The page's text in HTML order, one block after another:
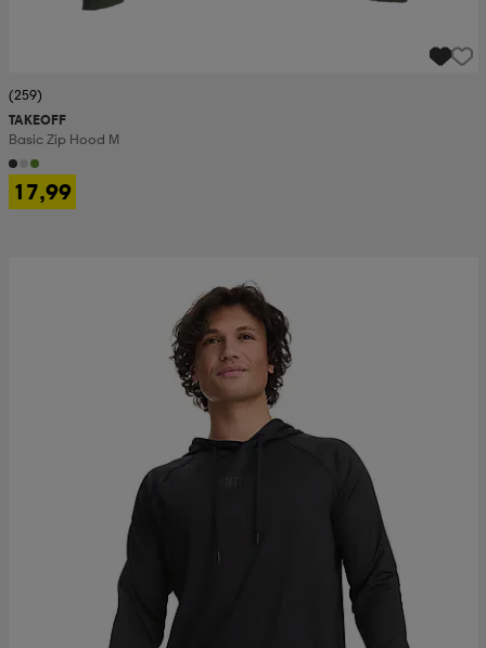
(259)
TAKEOFF
Basic Zip Hood M
17,99